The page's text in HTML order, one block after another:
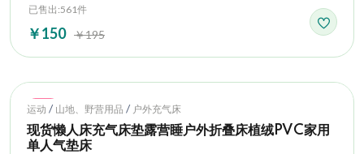
已售出:561件
￥150 ￥195
Hot
运动 / 山地、野营用品 / 户外充气床
现货懒人床充气床垫露营睡户外折叠床植绒PVC家用
单人气垫床